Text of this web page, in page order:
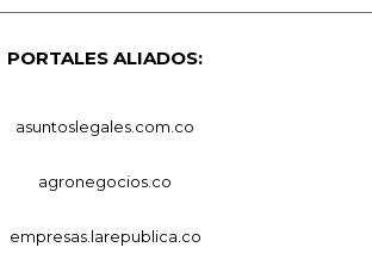
PORTALES ALIADOS:
asuntoslegales.com.co
agronegocios.co
empresas.larepublica.co